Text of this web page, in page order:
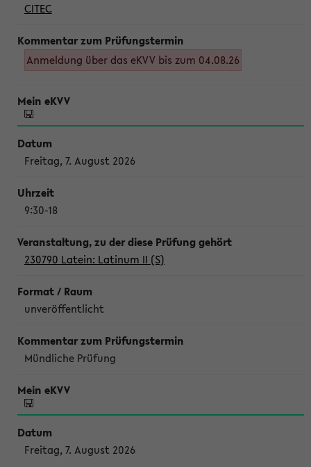
CITEC
Anmeldung über das eKVV bis zum 04.08.26
Freitag, 7. August 2026
9:30-18
230790 Latein: Latinum II (S)
unveröffentlicht
Mündliche Prüfung
Freitag, 7. August 2026